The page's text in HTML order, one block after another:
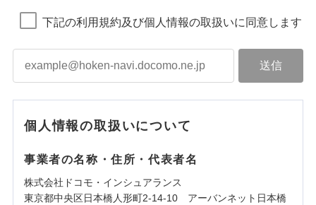
下記の利用規約及び個人情報の取扱いに同意します
個人情報の取扱いについて
事業者の名称・住所・代表者名
株式会社ドコモ・インシュアランス
東京都中央区日本橋人形町2-14-10 アーバンネット日本橋